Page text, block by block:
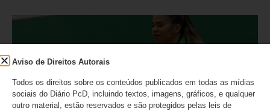
Aviso de Direitos Autorais
Todos os direitos sobre os conteúdos publicados em todas as mídias
sociais do Diário PcD, incluindo textos, imagens, gráficos, e qualquer
outro material, estão reservados e são protegidos pelas leis de